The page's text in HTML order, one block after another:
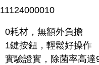
0耗材，無額外負擔
1鍵按鈕，輕鬆好操作
實驗證實，除菌率高達